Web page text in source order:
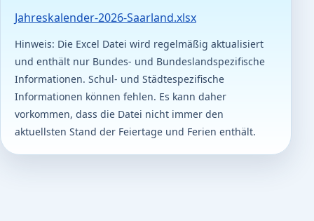
Jahreskalender-2026-Saarland.xlsx
Hinweis: Die Excel Datei wird regelmäßig aktualisiert
und enthält nur Bundes- und Bundeslandspezifische
Informationen. Schul- und Städtespezifische
Informationen können fehlen. Es kann daher
vorkommen, dass die Datei nicht immer den
aktuellsten Stand der Feiertage und Ferien enthält.